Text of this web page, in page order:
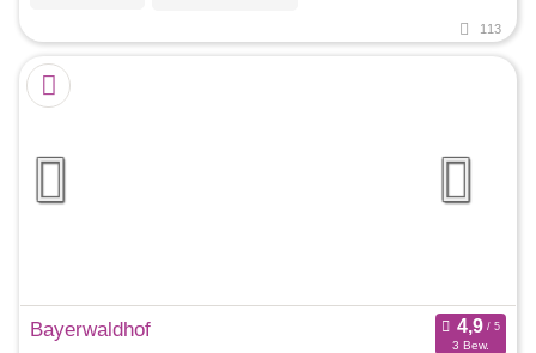
113
Bayerwaldhof
3 Bew.